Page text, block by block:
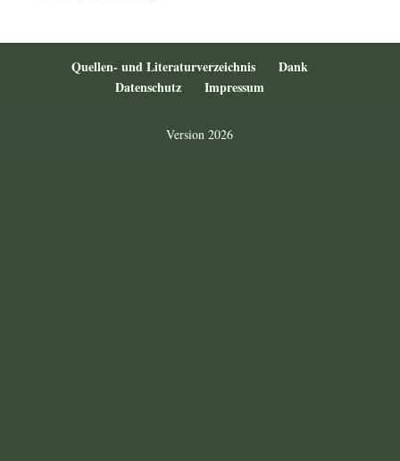
Quellen- und Literaturverzeichnis
Dank
Datenschutz
Impressum
Version 2026